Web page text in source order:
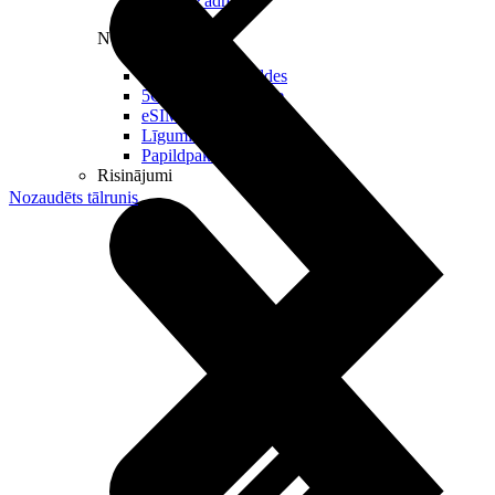
Noderīgi
Jautājumi un atbildes
5G pārklājuma karte
eSIM tehnoloģija
Līgumi un noteikumi
Papildpakalpojumi
Risinājumi
Nozaudēts tālrunis